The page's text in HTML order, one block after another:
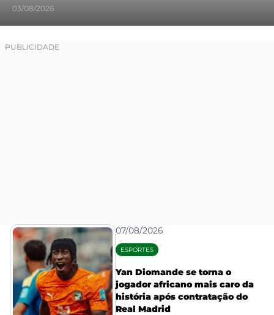
03/08/2026
07/08/2026
ESPORTES
Yan Diomande se torna o
jogador africano mais caro da
história após contratação do
Real Madrid